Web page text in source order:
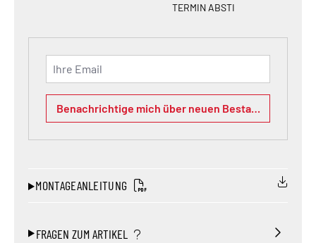
TERMIN ABSTI
Ihre Email
Benachrichtige mich über neuen Bestand
MONTAGEANLEITUNG
FRAGEN ZUM ARTIKEL